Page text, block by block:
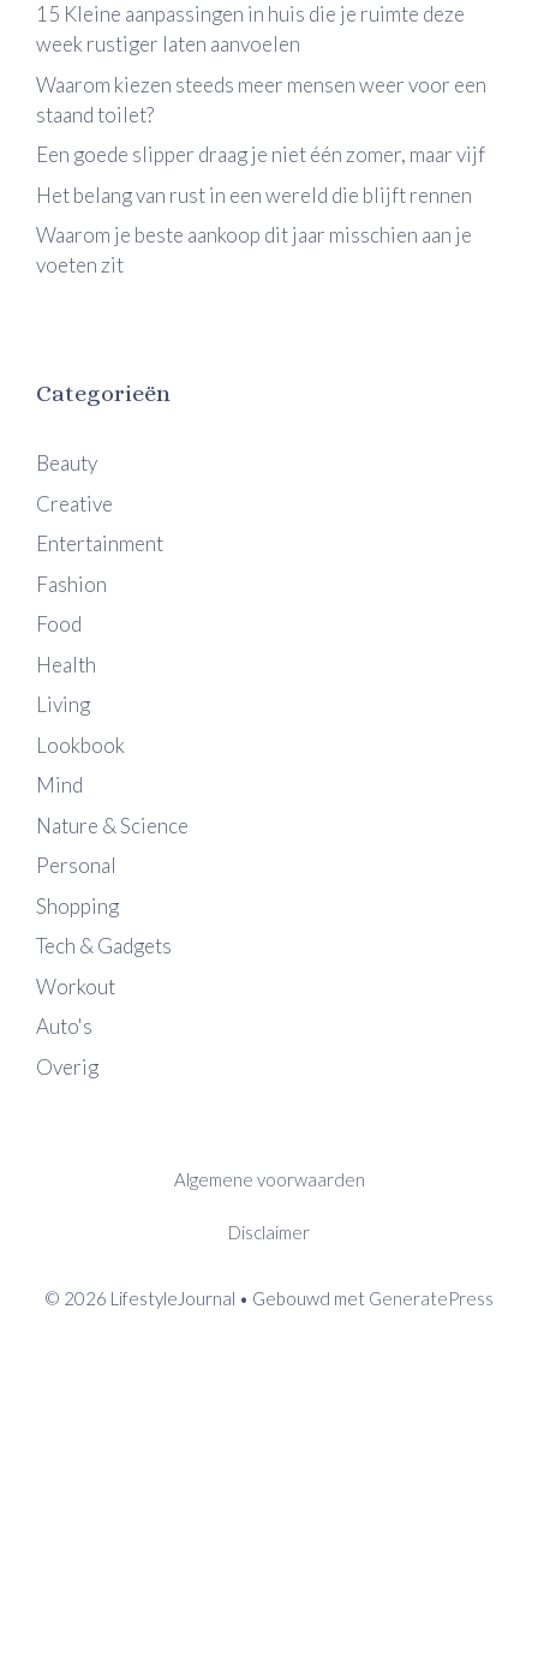
15 Kleine aanpassingen in huis die je ruimte deze
week rustiger laten aanvoelen
Waarom kiezen steeds meer mensen weer voor een
staand toilet?
Een goede slipper draag je niet één zomer, maar vijf
Het belang van rust in een wereld die blijft rennen
Waarom je beste aankoop dit jaar misschien aan je
voeten zit
Categorieën
Beauty
Creative
Entertainment
Fashion
Food
Health
Living
Lookbook
Mind
Nature & Science
Personal
Shopping
Tech & Gadgets
Workout
Auto's
Overig
Algemene voorwaarden
Disclaimer
© 2026 LifestyleJournal • Gebouwd met GeneratePress